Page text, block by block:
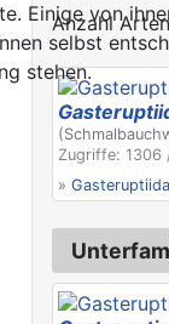
Anzahl
Zugriffe: 1306
»
Einige von
selbst
stehen.